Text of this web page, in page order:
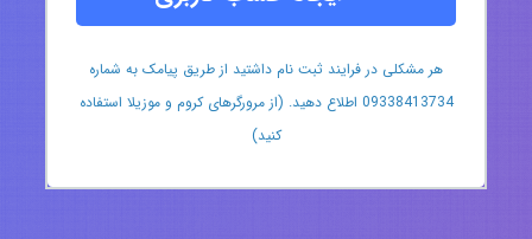
هر مشکلی در فرایند ثبت نام داشتید از طریق پیامک به شماره
09338413734 اطلاع دهید. (از مرورگرهای کروم و موزیلا استفاده
کنید)